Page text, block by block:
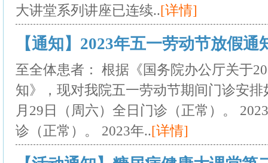
大讲堂系列讲座已连续..[详情]
【通知】2023年五一劳动节放假通
至全体患者： 根据《国务院办公厅关于
知》，现对我院五一劳动节期间门诊安
月29日（周六）全日门诊（正常）。
诊（正常）。 2023年..[详情]